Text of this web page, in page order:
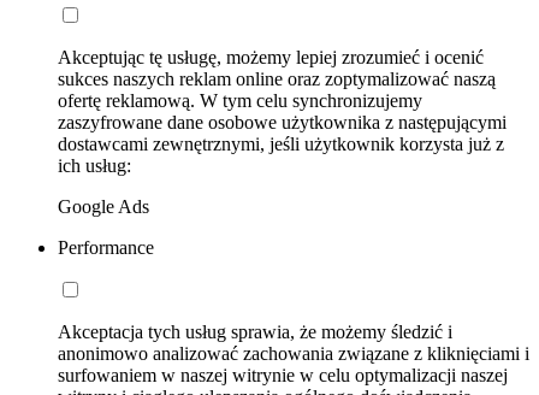
Akceptując tę usługę, możemy lepiej zrozumieć i ocenić
sukces naszych reklam online oraz zoptymalizować naszą
ofertę reklamową. W tym celu synchronizujemy
zaszyfrowane dane osobowe użytkownika z następującymi
dostawcami zewnętrznymi, jeśli użytkownik korzysta już z
ich usług:
Google Ads
Performance
Akceptacja tych usług sprawia, że możemy śledzić i
anonimowo analizować zachowania związane z kliknięciami i
surfowaniem w naszej witrynie w celu optymalizacji naszej